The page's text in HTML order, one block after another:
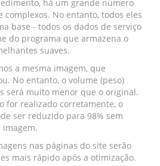
há um grande número
complexos. No entanto, todos eles
base - todos os dados de serviço
do programa que armazena o
suaves.
a mesma imagem, que
No entanto, o volume (peso)
será muito menor que o original.
for realizado corretamente, o
ser reduzido para 98% sem
nas páginas do site serão
mais rápido após a otimização.